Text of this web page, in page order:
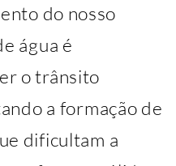
do nosso
água é
o trânsito
a formação de
dificultam a